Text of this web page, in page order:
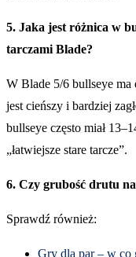
5. Jaka jest różnica w
tarczami Blade?
W Blade 5/6 bullseye ma
jest cieńszy i bardziej
bullseye często miał
„łatwiejsze stare tarcze”.
6. Czy grubość drutu
Sprawdź również:
Gry dla par – w co